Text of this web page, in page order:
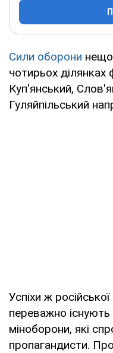
Сили оборони
чотирьох
Куп'янський,
Гуляйпільський
Успіхи ж російської
переважно існують
міноборони, які
пропагандисти.